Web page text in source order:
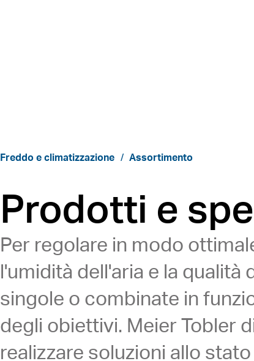
Freddo e climatizzazione Assortimento
Prodotti e
Per regolare in modo
l'umidità dell'aria e la
singole o combinate in
degli obiettivi. Meier Tobler
realizzare soluzioni allo